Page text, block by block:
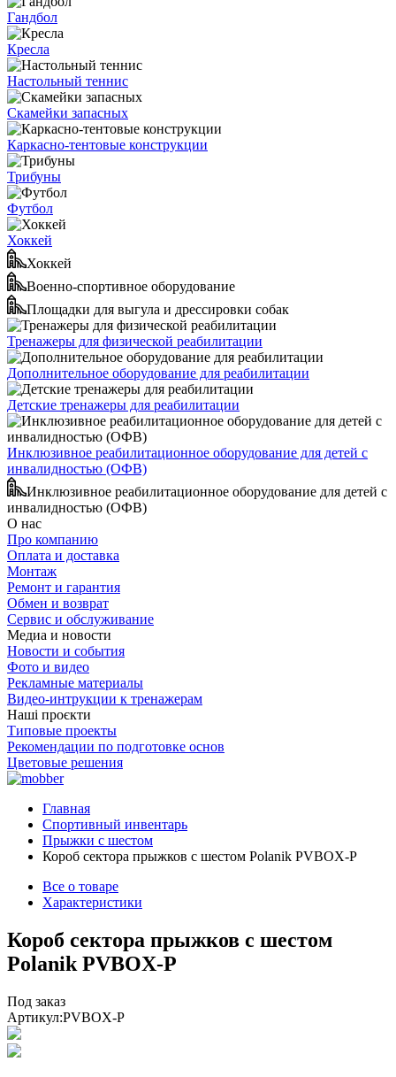
Гандбол
Кресла
Настольный теннис
Скамейки запасных
Каркасно-тентовые конструкции
Трибуны
Футбол
Хоккей
Хоккей
Военно-спортивное оборудование
Площадки для выгула и дрессировки собак
Тренажеры для физической реабилитации
Дополнительное оборудование для реабилитации
Детские тренажеры для реабилитации
Инклюзивное реабилитационное оборудование для детей с
инвалидностью (ОФВ)
Инклюзивное реабилитационное оборудование для детей с
инвалидностью (ОФВ)
О нас
Про компанию
Оплата и доставка
Монтаж
Ремонт и гарантия
Обмен и возврат
Сервис и обслуживание
Медиа и новости
Новости и события
Фото и видео
Рекламные материалы
Видео-интрукции к тренажерам
Наші проєкти
Типовые проекты
Рекомендации по подготовке основ
Цветовые решения
Главная
Спортивный инвентарь
Прыжки с шестом
Короб сектора прыжков с шестом Polanik PVBOX-P
Все о товаре
Характеристики
Короб сектора прыжков с шестом
Polanik PVBOX-P
Под заказ
Артикул:PVBOX-P